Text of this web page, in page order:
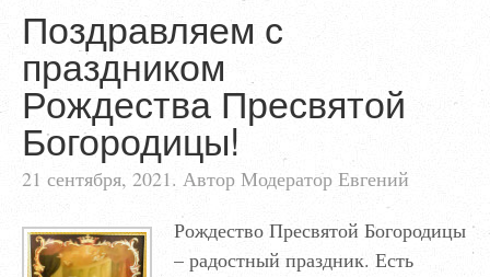
Поздравляем с
праздником
Рождества Пресвятой
Богородицы!
21 сентября, 2021. Автор Модератор Евгений
Рождество Пресвятой Богородицы
– радостный праздник. Есть